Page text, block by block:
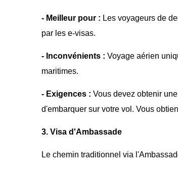
- Meilleur pour : Les voyageurs de
par les e-visas.
- Inconvénients : Voyage aérien
maritimes.
- Exigences : Vous devez obtenir
d'embarquer sur votre vol. Vous
3. Visa d'Ambassade
Le chemin traditionnel via